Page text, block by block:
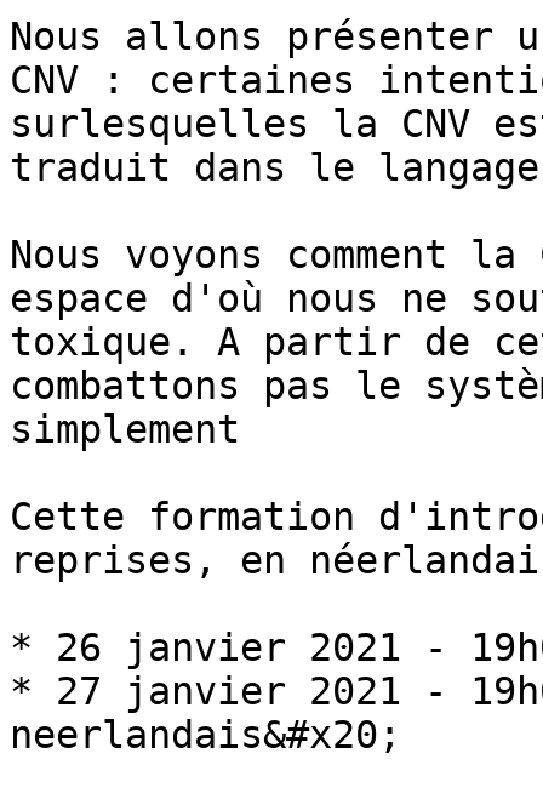
Nous allons présenter
CNV : certaines
surlesquelles la CNV
traduit dans le
Nous voyons comment la
espace d'où nous ne
toxique. A partir de
combattons pas le
simplement
Cette formation
reprises, en
* 26 janvier 2021 -
* 27 janvier 2021 -
neerlandais&#x20;